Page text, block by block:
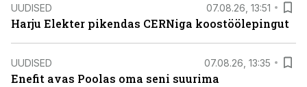
UUDISED 07.08.26, 13:51
Harju Elekter pikendas CERNiga koostöölepingut
UUDISED 07.08.26, 13:35
Enefit avas Poolas oma seni suurima